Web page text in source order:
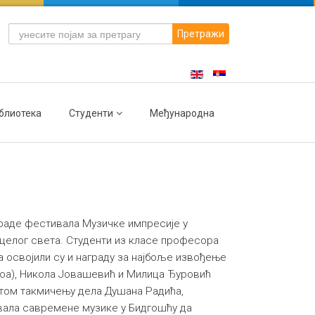
Претражи
Студенти Међународна
фестивала Музичке импресије у
света. Студенти из класе професора
су и награду за најбоље извођење
Никола Јовашевић и Милица Ђуровић
такмичењу дела Душана Радића,
савремене музике у Бидгошћу да